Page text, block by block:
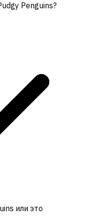
Penguins?
или это